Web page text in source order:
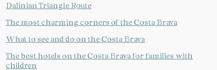
Dalinian Triangle Route
The most charming corners of the Costa Brava
What to see and do on the Costa Brava
The best hotels on the Costa Brava for families with
children